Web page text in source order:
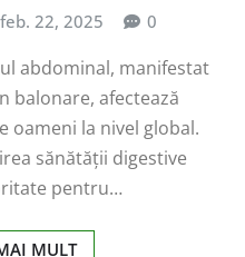
feb. 22, 2025 0
abdominal, manifestat
balonare, afectează
oameni la nivel global.
sănătății digestive
pentru…
MULT